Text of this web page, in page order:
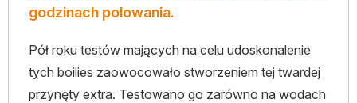
godzinach polowania.
Pół roku testów mających na celu udoskonalenie
tych boilies zaowocowało stworzeniem tej twardej
przynęty extra. Testowano go zarówno na wodach